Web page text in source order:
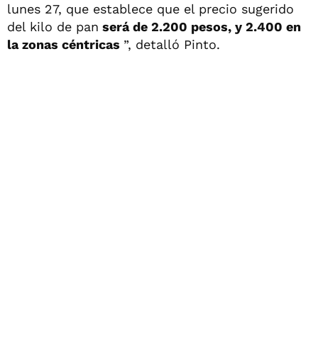
lunes 27, que establece que el precio sugerido
del kilo de pan será de 2.200 pesos, y 2.400 en
la zonas céntricas ”, detalló Pinto.